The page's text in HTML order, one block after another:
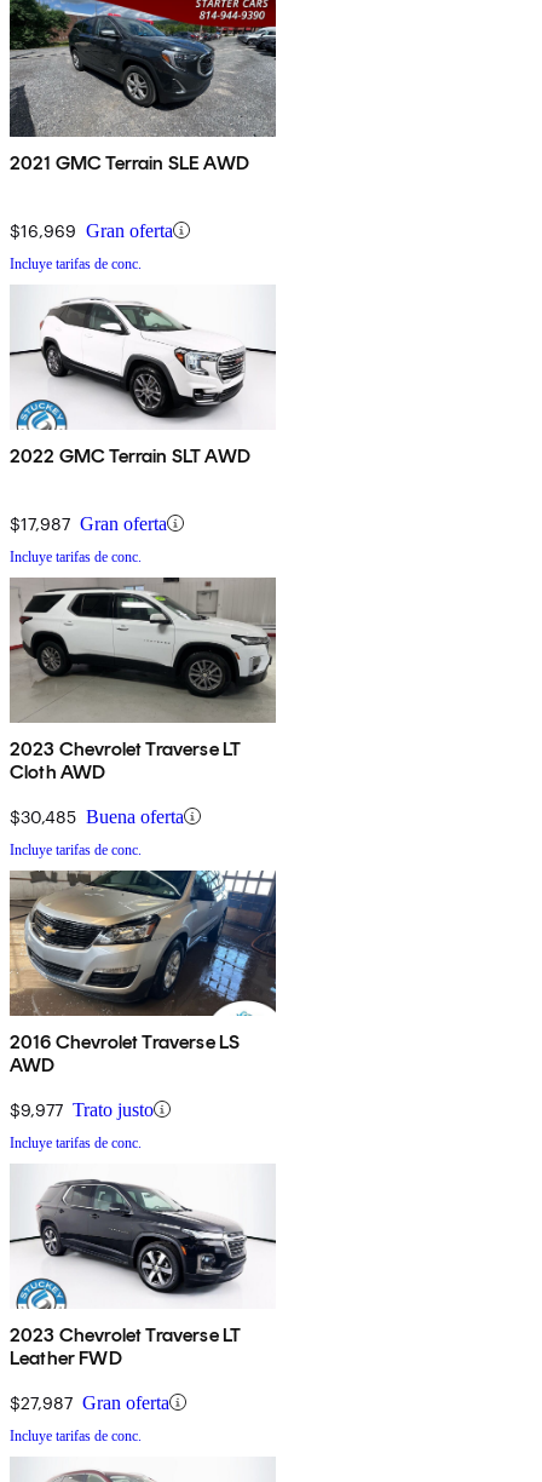
2021 GMC Terrain SLE AWD
$16,969 Gran oferta
Incluye tarifas de conc.
2022 GMC Terrain SLT AWD
$17,987 Gran oferta
Incluye tarifas de conc.
2023 Chevrolet Traverse LT
Cloth AWD
$30,485 Buena oferta
Incluye tarifas de conc.
2016 Chevrolet Traverse LS
AWD
$9,977 Trato justo
Incluye tarifas de conc.
2023 Chevrolet Traverse LT
Leather FWD
$27,987 Gran oferta
Incluye tarifas de conc.